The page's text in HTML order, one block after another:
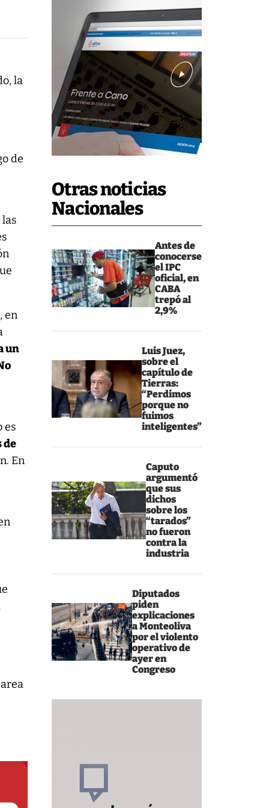
Otras noticias
Nacionales
Antes de
conocerse
el IPC
oficial, en
CABA
trepó al
2,9%
Luis Juez,
sobre el
capítulo de
Tierras:
“Perdimos
porque no
fuimos
inteligentes”
Caputo
argumentó
que sus
dichos
sobre los
“tarados”
no fueron
contra la
industria
Diputados
piden
explicaciones
a Monteoliva
por el violento
operativo de
ayer en
Congreso
la
de
en
un
es
de
En